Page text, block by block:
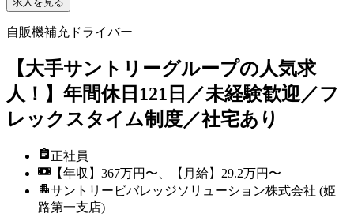
自販機補充ドライバー
【大手サントリーグループの人気求
人！】年間休日121日／未経験歓迎／フ
レックスタイム制度／社宅あり
正社員
【年収】367万円〜、【月給】29.2万円〜
サントリービバレッジソリューション株式会社 (姫
路第一支店)